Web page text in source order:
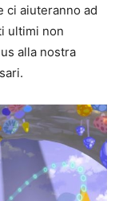
ci aiuteranno ad
ultimi non
alla nostra